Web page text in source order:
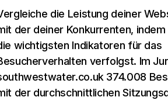
die Leistung deiner
der deiner Konkurrenten, indem
wichtigsten Indikatoren für das
verfolgst. Im
374.008
der durchschnittlichen